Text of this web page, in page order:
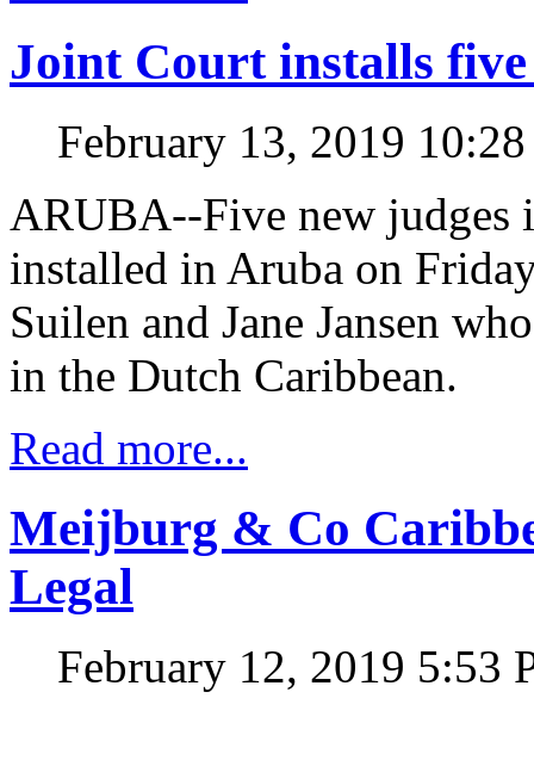
Joint Court installs five
February 13, 2019
ARUBA--Five new judges
installed in Aruba on
Suilen and Jane Jansen
in the Dutch Caribbean.
Read more...
Meijburg & Co
Legal
February 12, 2019 5:53